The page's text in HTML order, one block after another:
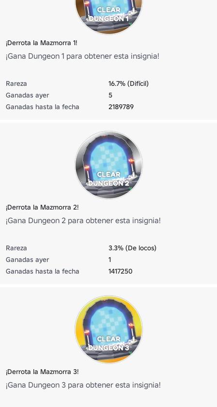
¡Derrota la Mazmorra 1!
¡Gana Dungeon 1 para obtener esta insignia!
Rareza
16.7% (Difícil)
Ganadas ayer
5
Ganadas hasta la fecha
2189789
¡Derrota la Mazmorra 2!
¡Gana Dungeon 2 para obtener esta insignia!
Rareza
3.3% (De locos)
Ganadas ayer
1
Ganadas hasta la fecha
1417250
¡Derrota la Mazmorra 3!
¡Gana Dungeon 3 para obtener esta insignia!